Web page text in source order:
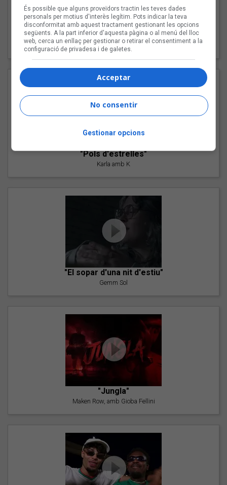
"Les cabres"
94 Rules amb Compte
"Pols d'estrelles"
Karla amb K
"El sopar d'una nit d'estiu"
Gemm Sol
"Jungla"
Maken Row, amb Gioba Fellini
És possible que alguns proveïdors tractin les teves dades
personals per motius d'interès legítim. Pots indicar la teva
disconformitat amb aquest tractament gestionant les opcions
següents. A la part inferior d'aquesta pàgina o al menú del lloc
web, cerca un enllaç per gestionar o retirar el consentiment a la
configuració de privadesa i de galetes.
Acceptar
No consentir
Gestionar opcions